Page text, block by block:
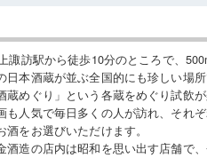
諏訪駅から徒歩10分のところで、
日本酒蔵が並ぶ全国的にも珍しい場所
蔵めぐり」という各蔵をめぐり試飲
も人気で毎日多くの人が訪れ、それ
酒をお選びいただけます。
酒造の店内は昭和を思い出す店舗で